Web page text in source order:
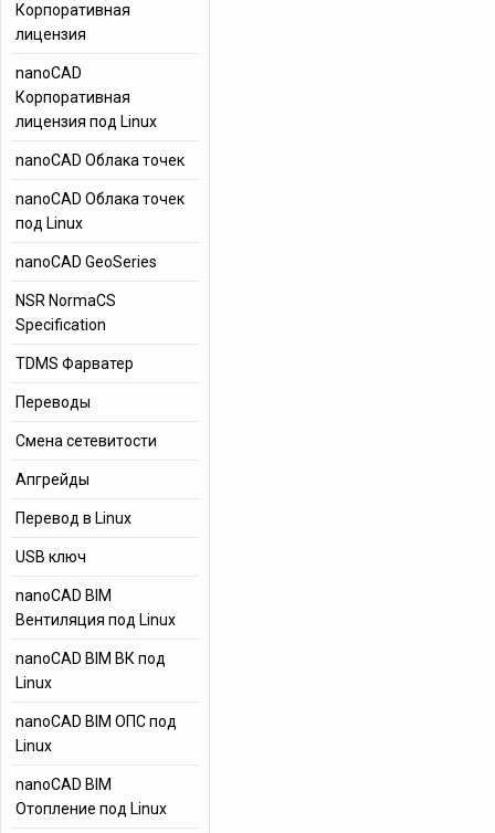
Корпоративная
лицензия
nanoCAD
Корпоративная
лицензия под Linux
nanoCAD Облака точек
nanoCAD Облака точек
под Linux
nanoCAD GeoSeries
NSR NormaCS
Specification
TDMS Фарватер
Переводы
Смена сетевитости
Апгрейды
Перевод в Linux
USB ключ
nanoCAD BIM
Вентиляция под Linux
nanoCAD BIM ВК под
Linux
nanoCAD BIM ОПС под
Linux
nanoCAD BIM
Отопление под Linux